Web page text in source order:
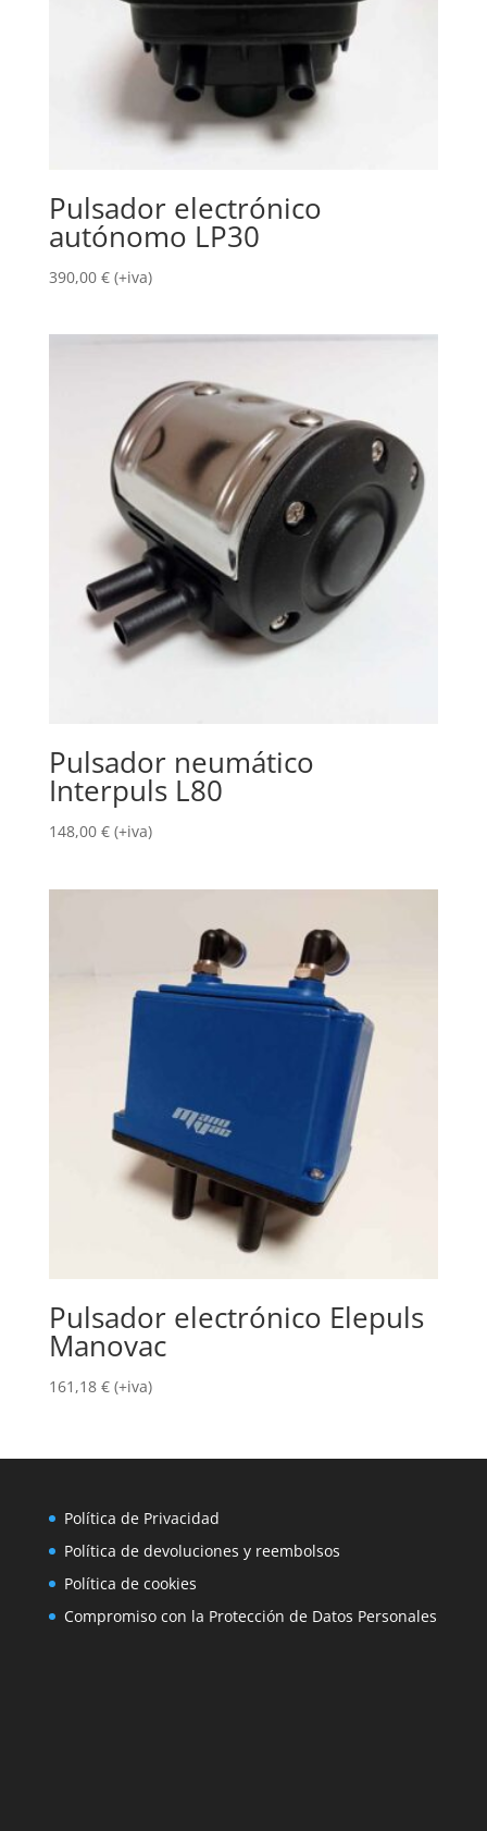
Pulsador electrónico
autónomo LP30
390,00 € (+iva)
Pulsador neumático
Interpuls L80
148,00 € (+iva)
Pulsador electrónico Elepuls
Manovac
161,18 € (+iva)
Política de Privacidad
Política de devoluciones y reembolsos
Política de cookies
Compromiso con la Protección de Datos Personales